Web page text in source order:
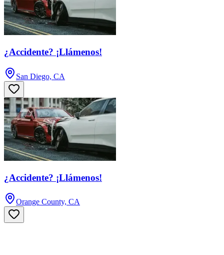
¿Accidente? ¡Llámenos!
San Diego, CA
¿Accidente? ¡Llámenos!
Orange County, CA